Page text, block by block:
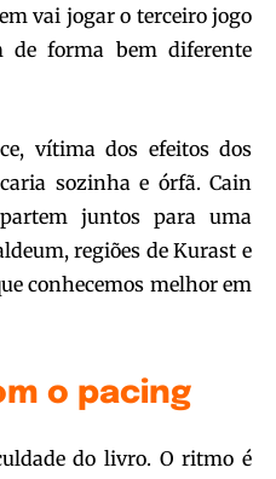
vai jogar o terceiro jogo
de forma bem diferente
vítima dos efeitos dos
sozinha e órfã. Cain
juntos para uma
regiões de Kurast e
conhecemos melhor em
o pacing
do livro. O ritmo é